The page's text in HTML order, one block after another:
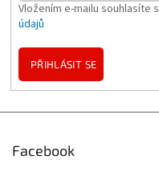
Vložením e-mailu souhlasíte s
údajů
PŘIHLÁSIT SE
Facebook